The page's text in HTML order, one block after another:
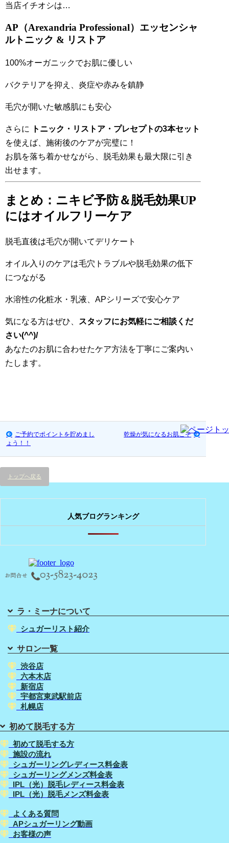
当店イチオシは…
AP（Arexandria Professional）エッセンシャ
ルトニック & リストア
100%オーガニックでお肌に優しい
バクテリアを抑え、炎症や赤みを鎮静
毛穴が開いた敏感肌にも安心
さらに
トニック・リストア・プレセプトの3本セット
を使えば、施術後のケアが完璧に！
お肌を落ち着かせながら、脱毛効果も最大限に引き
出せます。
まとめ：ニキビ予防＆脱毛効果UP
にはオイルフリーケア
脱毛直後は毛穴が開いてデリケート
オイル入りのケアは毛穴トラブルや脱毛効果の低下
につながる
水溶性の化粧水・乳液、APシリーズで安心ケア
気になる方はぜひ、
スタッフにお気軽にご相談くだ
さい(^^)/
あなたのお肌に合わせたケア方法を丁寧にご案内い
たします。
ご予約でポイントを貯めまし
ょう！！
乾燥が気になるお肌こそ
トップへ戻る
人気ブログランキング
ラ・ミーナについて
シュガーリスト紹介
サロン一覧
渋谷店
六本木店
新宿店
宇都宮東武駅前店
札幌店
初めて脱毛する方
初めて脱毛する方
施設の流れ
シュガーリングレディース料金表
シュガーリングメンズ料金表
IPL（光）脱毛レディース料金表
IPL（光）脱毛メンズ料金表
よくある質問
APシュガーリング動画
お客様の声